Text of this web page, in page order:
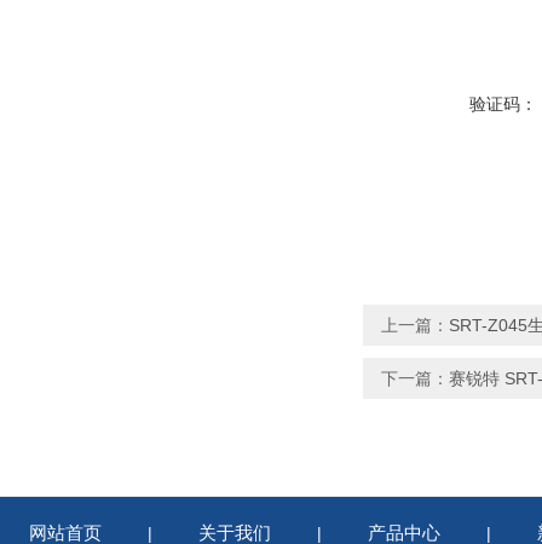
验证码：
上一篇： SRT-Z045
下一篇： 赛锐特
网站首页 | 关于我们 | 产品中心 |